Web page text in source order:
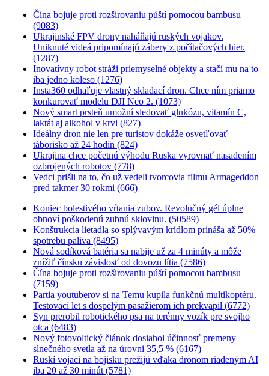
Čína bojuje proti rozširovaniu púští pomocou bambusu
(9083)
Ukrajinské FPV drony naháňajú ruských vojakov.
Uniknuté videá pripomínajú zábery z počítačových hier.
(1287)
Inovatívny robot stráži priemyselné objekty a stačí mu na to
iba jedno koleso (1276)
Insta360 odhaľuje vlastný skladací dron. Chce ním priamo
konkurovať modelu DJI Neo 2. (1073)
Nový smart prsteň umožní sledovať glukózu, vitamín C,
laktát aj alkohol v krvi (827)
Ideálny dron nie len pre turistov dokáže osvetľovať
táborisko až 24 hodín (824)
Ukrajina chce početnú výhodu Ruska vyrovnať nasadením
ozbrojených robotov (778)
Vedci prišli na to, čo už vedeli tvorcovia filmu Armageddon
pred takmer 30 rokmi (666)
Koniec bolestivého vŕtania zubov. Revolučný gél úplne
obnoví poškodenú zubnú sklovinu. (50589)
Konštrukcia lietadla so splývavým krídlom prináša až 50%
spotrebu paliva (8495)
Nová sodíková batéria sa nabije už za 4 minúty a môže
znížiť čínsku závislosť od dovozu lítia (7586)
Čína bojuje proti rozširovaniu púští pomocou bambusu
(7159)
Partia youtuberov si na Temu kupila funkčnú multikoptéru.
Testovací let s dospelým pasažierom ich prekvapil (6772)
Syn prerobil robotického psa na terénny vozík pre svojho
otca (6483)
Nový fotovoltický článok dosiahol účinnosť premeny
slnečného svetla až na úrovni 35,5 % (6167)
Ruskí vojaci na bojisku prežijú vďaka dronom riadeným AI
iba 20 až 30 minút (5781)